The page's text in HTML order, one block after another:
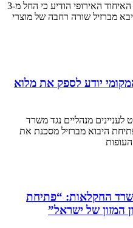
צעד דרמטי בסחר העולמי בענפי החי: האיחוד האירופי הודיע כי החל מ-3
לייבא מברזיל שורה רחבה של מוצרי
יודע לספק את מלוא
מנהליים נגד משרד
היבוא מברזיל מסכנת את
החקלאות: “פתיחת
המזון של ישראל”